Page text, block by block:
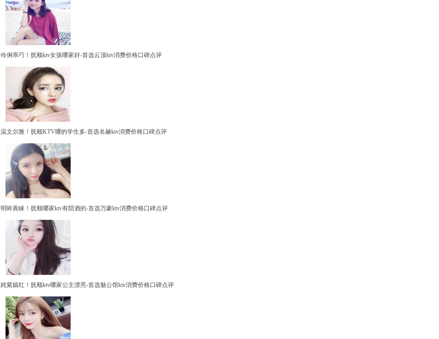
伶俐乖巧！抚顺ktv女孩哪家好-首选云顶ktv消费价格口碑点评
温文尔雅！抚顺KTV哪的学生多-首选名赫ktv消费价格口碑点评
明眸善睐！抚顺哪家ktv有陪酒的-首选万豪ktv消费价格口碑点评
姹紫嫣红！抚顺ktv哪家公主漂亮-首选魅公馆ktv消费价格口碑点评